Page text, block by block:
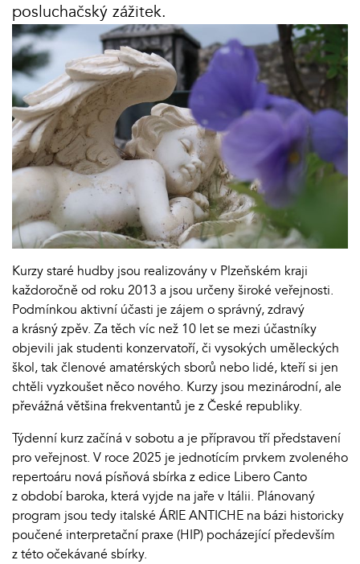
posluchačský zážitek.
Kurzy staré hudby jsou realizovány v Plzeňském kraji
každoročně od roku 2013 a jsou určeny široké veřejnosti.
Podmínkou aktivní účasti je zájem o správný, zdravý
a krásný zpěv. Za těch víc než 10 let se mezi účastníky
objevili jak studenti konzervatoří, či vysokých uměleckých
škol, tak členové amatérských sborů nebo lidé, kteří si jen
chtěli vyzkoušet něco nového. Kurzy jsou mezinárodní, ale
převážná většina frekventantů je z České republiky.
Týdenní kurz začíná v sobotu a je přípravou tří představení
pro veřejnost. V roce 2025 je jednotícím prvkem zvoleného
repertoáru nová písňová sbírka z edice Libero Canto
z období baroka, která vyjde na jaře v Itálii. Plánovaný
program jsou tedy italské ÁRIE ANTICHE na bázi historicky
poučené interpretační praxe (HIP) pocházející především
z této očekávané sbírky.